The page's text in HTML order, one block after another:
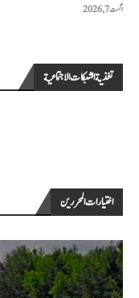
اگست 7, 2026
تغذية الشبكات الاجتماعية
اختيارات المحررين